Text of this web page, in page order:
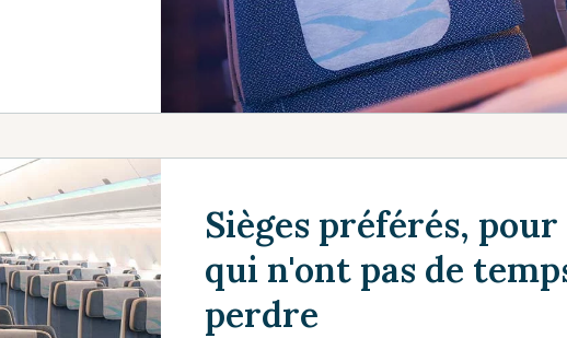
Sièges préférés, pour
qui n'ont pas de
perdre